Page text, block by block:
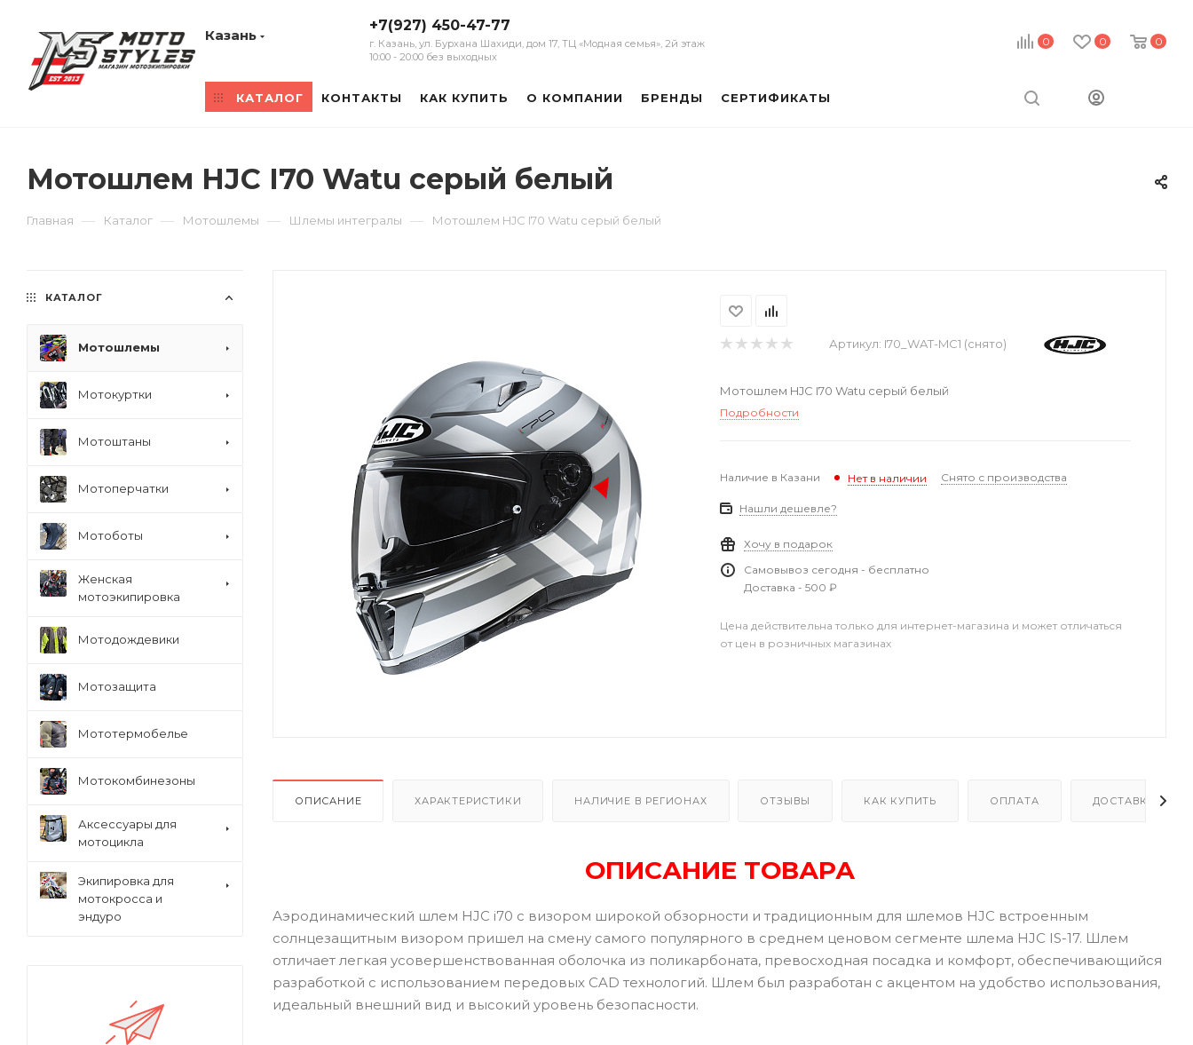
0 0 0
Казань
+7(927) 450-47-77
г. Казань, ул. Бурхана Шахиди, дом 17, ТЦ «Модная семья», 2й этаж
10:00 - 20:00 без выходных
КАТАЛОГ КОНТАКТЫ КАК КУПИТЬ О КОМПАНИИ БРЕНДЫ СЕРТИФИКАТЫ
Мотошлем HJC I70 Watu серый белый
Главная — Каталог — Мотошлемы — Шлемы интегралы — Мотошлем HJC I70 Watu серый белый
Артикул: I70_WAT-MC1 (снято)
Мотошлем HJC I70 Watu серый белый
Подробности
Наличие в Казани Нет в наличии Снято с производства
Нашли дешевле?
Хочу в подарок
Самовывоз сегодня - бесплатно
Доставка - 500 ₽
Цена действительна только для интернет-магазина и может отличаться
от цен в розничных магазинах
ОПИСАНИЕ ХАРАКТЕРИСТИКИ НАЛИЧИЕ В РЕГИОНАХ ОТЗЫВЫ КАК КУПИТЬ ОПЛАТА ДОСТАВКА
ОПИСАНИЕ ТОВАРА
Аэродинамический шлем HJC i70 с визором широкой обзорности и традиционным для шлемов HJC встроенным
солнцезащитным визором пришел на смену самого популярного в среднем ценовом сегменте шлема HJC IS-17. Шлем
отличает легкая усовершенствованная оболочка из поликарбоната, превосходная посадка и комфорт, обеспечивающийся
разработкой с использованием передовых CAD технологий. Шлем был разработан с акцентом на удобство использования,
идеальный внешний вид и высокий уровень безопасности.
КАТАЛОГ
Мотошлемы
Мотокуртки
Мотоштаны
Мотоперчатки
Мотоботы
Женская
мотоэкипировка
Мотодождевики
Мотозащита
Мототермобелье
Мотокомбинезоны
Аксессуары для
мотоцикла
Экипировка для
мотокросса и
эндуро